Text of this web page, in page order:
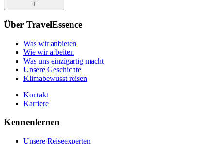
Was uns einzigartig macht
Klimabewusst reisen
Kontakt
Karriere
Unsere Reiseexperten
Unsere Kunden
Über TravelEssence
Was wir anbieten
Wie wir arbeiten
Was uns einzigartig macht
Unsere Geschichte
Klimabewusst reisen
Kontakt
Karriere
Kennenlernen
Unsere Reiseexperten